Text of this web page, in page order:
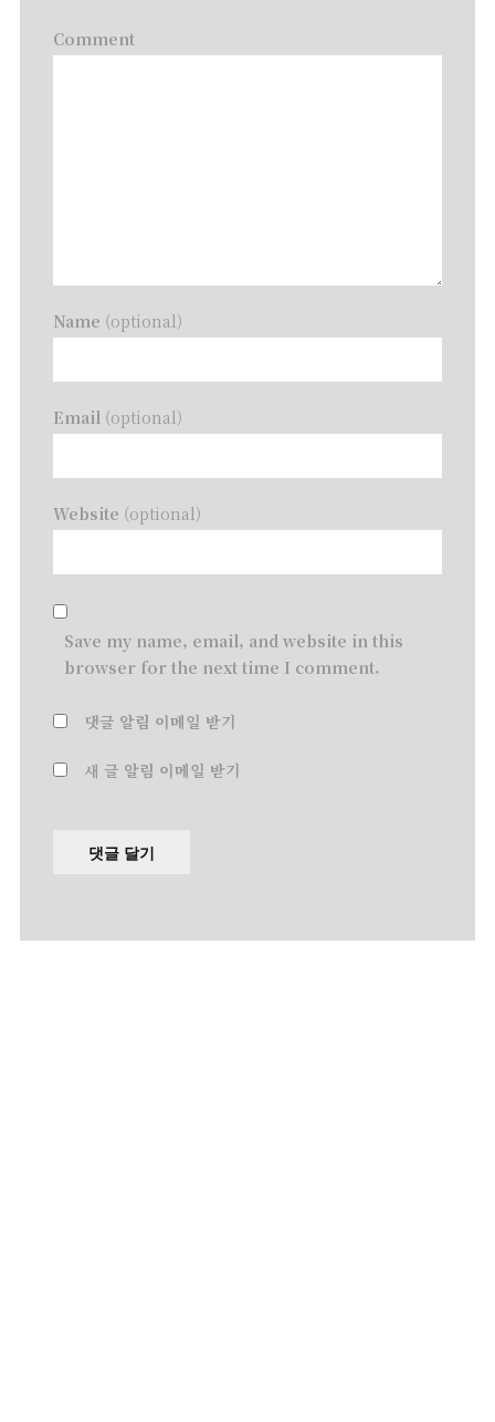
Comment
Name (optional)
Email (optional)
Website (optional)
Save my name, email, and website in this
browser for the next time I comment.
댓글 알림 이메일 받기
새 글 알림 이메일 받기